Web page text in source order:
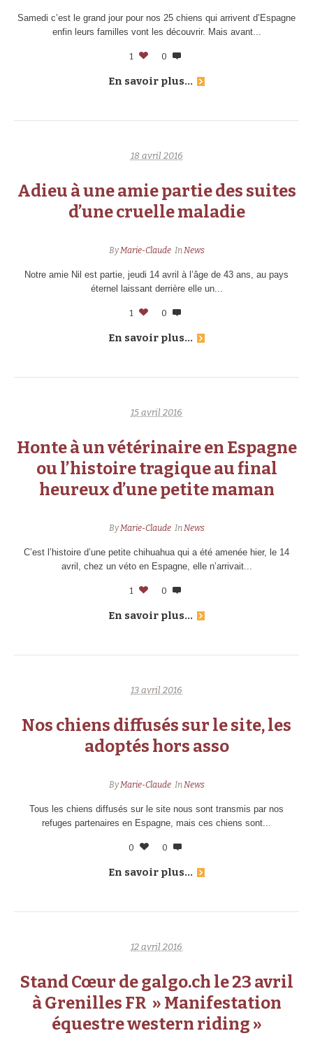
Samedi c’est le grand jour pour nos 25 chiens qui arrivent d’Espagne
enfin leurs familles vont les découvrir. Mais avant...
1 0
En savoir plus...
18 avril 2016
Adieu à une amie partie des suites
d’une cruelle maladie
ByMarie-Claude InNews
Notre amie Nil est partie, jeudi 14 avril à l’âge de 43 ans, au pays
éternel laissant derrière elle un...
1 0
En savoir plus...
15 avril 2016
Honte à un vétérinaire en Espagne
ou l’histoire tragique au final
heureux d’une petite maman
ByMarie-Claude InNews
C’est l’histoire d’une petite chihuahua qui a été amenée hier, le 14
avril, chez un véto en Espagne, elle n’arrivait...
1 0
En savoir plus...
13 avril 2016
Nos chiens diffusés sur le site, les
adoptés hors asso
ByMarie-Claude InNews
Tous les chiens diffusés sur le site nous sont transmis par nos
refuges partenaires en Espagne, mais ces chiens sont...
0 0
En savoir plus...
12 avril 2016
Stand Cœur de galgo.ch le 23 avril
à Grenilles FR » Manifestation
équestre western riding »